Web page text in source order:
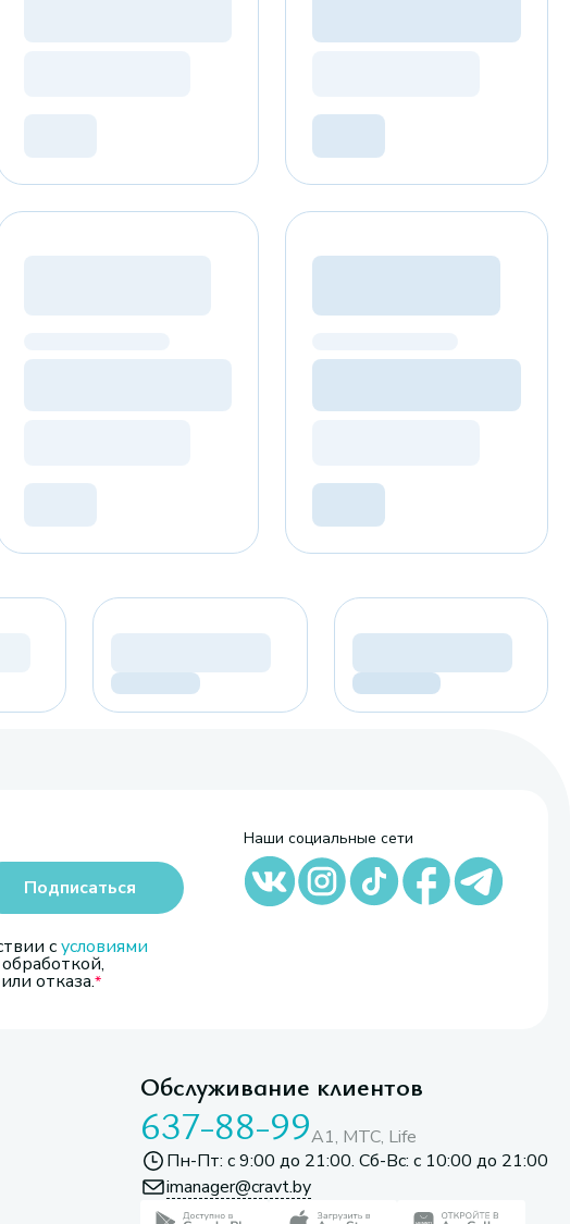
сусловиями
отказа.
Подписаться
Наши социальные сети
Обслуживание клиентов
637-88-99A1, МТС, Life
Пн-Пт: с 9:00 до 21:00. Сб-Вс: с 10:00 до 21:00
imanager@cravt.by